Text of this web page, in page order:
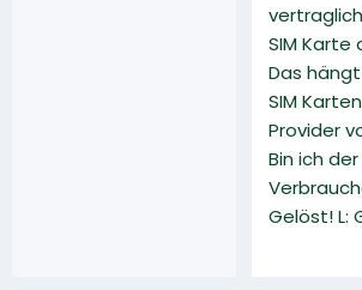
SIM
Das
SIM
Provider
Bin ich
Gelöst! L: